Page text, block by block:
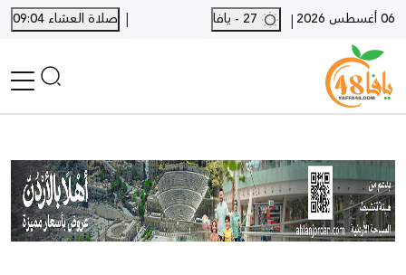
06 أغسطس 2026 |
| صلاة العشاء 09:04
أخبار محلية
أخبار يافا
SHORTS
أخبار اللد والرملة